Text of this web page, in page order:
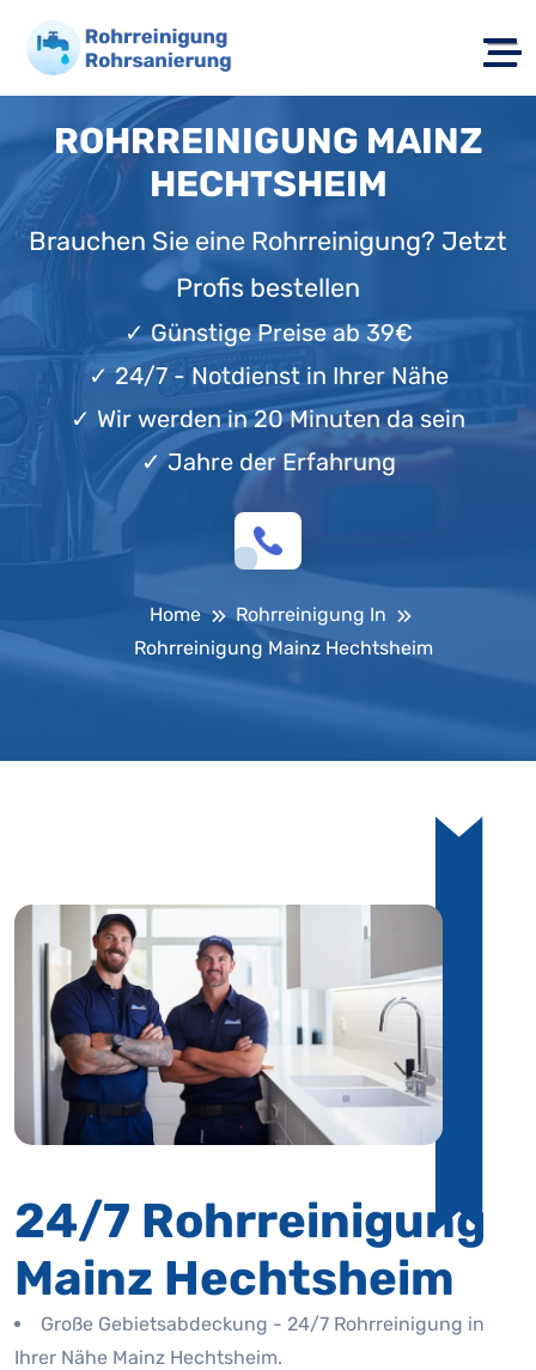
ROHRREINIGUNG MAINZ
HECHTSHEIM
Brauchen Sie eine Rohrreinigung? Jetzt
Profis bestellen
✓Günstige Preise ab 39€
✓ 24/7 - Notdienst in Ihrer Nähe
✓ Wir werden in 20 Minuten da sein
✓Jahre der Erfahrung
Home
Rohrreinigung In
Rohrreinigung Mainz Hechtsheim
24/7 Rohrreinigung
Mainz Hechtsheim
Große Gebietsabdeckung - 24/7 Rohrreinigung in
Ihrer Nähe Mainz Hechtsheim.